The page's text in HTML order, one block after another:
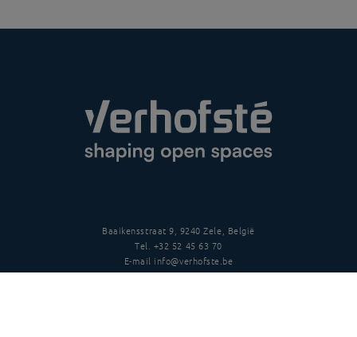
Baaikensstraat 9, 9240 Zele, België
Tel. +32 52 45 63 70
E-mail info@verhofste.be
BTWBE0439 215 109